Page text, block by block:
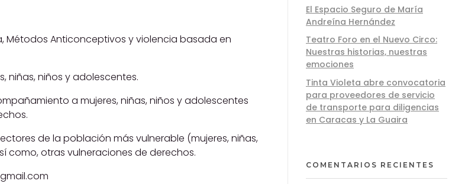
Métodos Anticonceptivos y violencia basada en
niñas, niños y adolescentes.
a mujeres, niñas, niños y adolescentes
de la población más vulnerable (mujeres, niñas,
como, otras vulneraciones de derechos.
El Espacio Seguro de María
Andreína Hernández
Teatro Foro en el Nuevo Circo:
Nuestras historias, nuestras
emociones
Tinta Violeta abre convocatoria
para proveedores de servicio
de transporte para diligencias
en Caracas y La Guaira
COMENTARIOS RECIENTES